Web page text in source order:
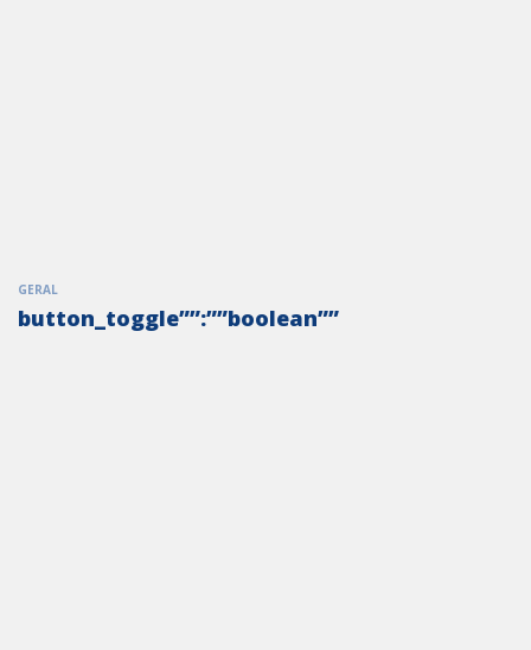
GERAL
button_toggle””:””boolean””